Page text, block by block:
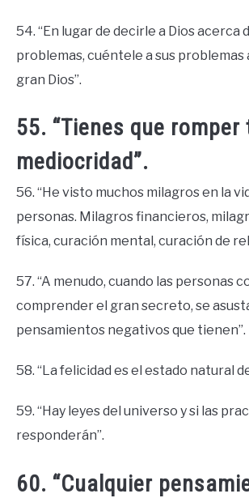
54. “En lugar de decirle a Dios acerca
problemas, cuéntele a sus problemas
gran Dios”.
55. “Tienes que
mediocridad”.
56. “He visto muchos milagros en la
personas. Milagros financieros,
física, curación mental, curación de
57. “A menudo, cuando las personas
comprender el gran secreto, se
pensamientos negativos que tienen”.
58. “La felicidad es el estado natural
59. “Hay leyes del universo y si las
responderán”.
60. “Cualquier